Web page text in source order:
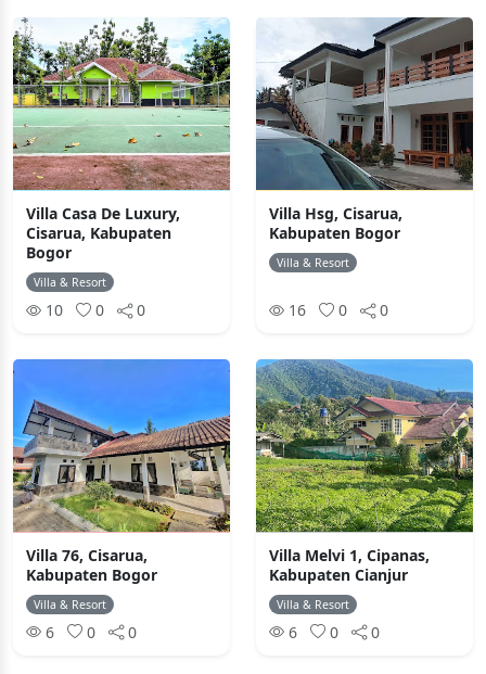
Villa Casa De Luxury,
Cisarua, Kabupaten
Bogor
Villa & Resort
10 0 0
Villa Hsg, Cisarua,
Kabupaten Bogor
Villa & Resort
16 0 0
Villa 76, Cisarua,
Kabupaten Bogor
Villa & Resort
6 0 0
Villa Melvi 1, Cipanas,
Kabupaten Cianjur
Villa & Resort
6 0 0